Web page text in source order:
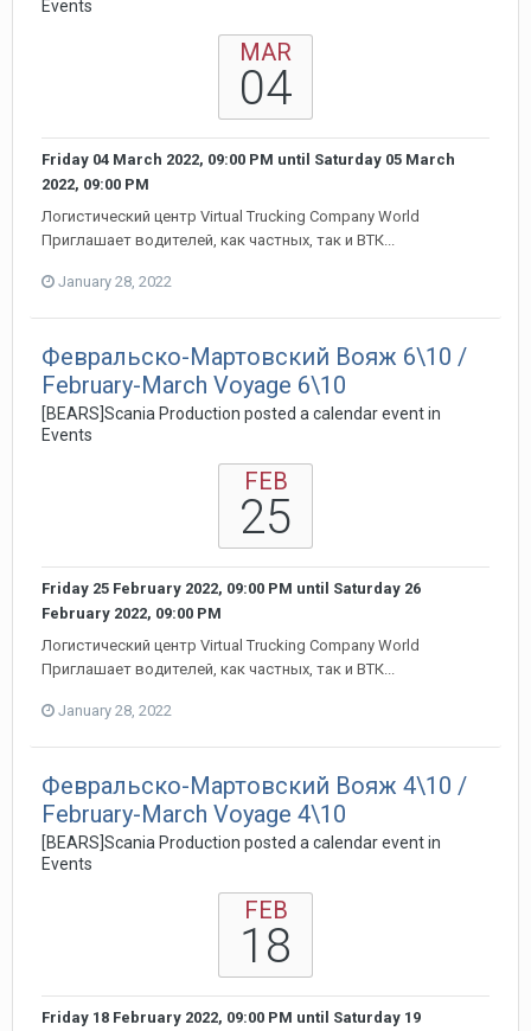
Events
MAR
04
Friday 04 March 2022, 09:00 PM until Saturday 05 March
2022, 09:00 PM
Логистический центр Virtual Trucking Company World
Приглашает водителей, как частных, так и ВТК...
January 28, 2022
Февральско-Мартовский Вояж 6\10 /
February-March Voyage 6\10
[BEARS]Scania Production posted a calendar event in
Events
FEB
25
Friday 25 February 2022, 09:00 PM until Saturday 26
February 2022, 09:00 PM
Логистический центр Virtual Trucking Company World
Приглашает водителей, как частных, так и ВТК...
January 28, 2022
Февральско-Мартовский Вояж 4\10 /
February-March Voyage 4\10
[BEARS]Scania Production posted a calendar event in
Events
FEB
18
Friday 18 February 2022, 09:00 PM until Saturday 19